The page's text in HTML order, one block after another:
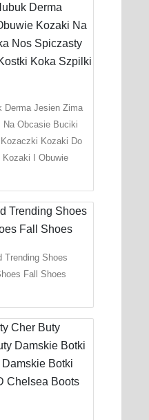
Derma Jesien Zima
Na Obcasie Buciki
Kozaki Do
I Obuwie
Trending Shoes
Fall Shoes